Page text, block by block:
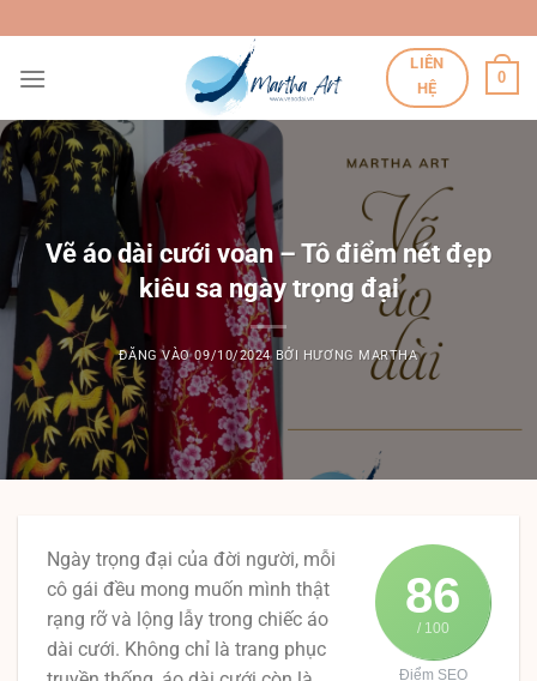
qua
nội
LIÊN
HỆ
0
Vẽ áo dài cưới voan – Tô điểm nét đẹp
kiêu sa ngày trọng đại
ĐĂNG VÀO09/10/2024 BỞI HƯƠNG MARTHA
86
/ 100
Điểm SEO
Ngày trọng đại của đời người, mỗi
cô gái đều mong muốn mình thật
rạng rỡ và lộng lẫy trong chiếc áo
dài cưới. Không chỉ là trang phục